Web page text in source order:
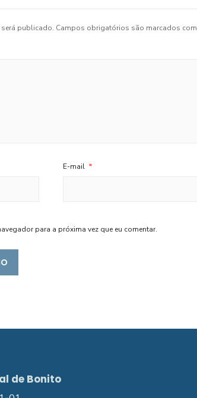
será publicado. Campos obrigatórios são marcados com
E-mail *
para a próxima vez que eu comentar.
de Bonito